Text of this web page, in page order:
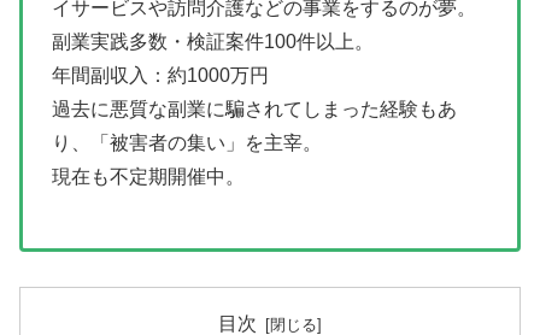
イサービスや訪問介護などの事業をするのが夢。
副業実践多数・検証案件100件以上。
年間副収入：約1000万円
過去に悪質な副業に騙されてしまった経験もあ
り、「被害者の集い」を主宰。
現在も不定期開催中。
目次